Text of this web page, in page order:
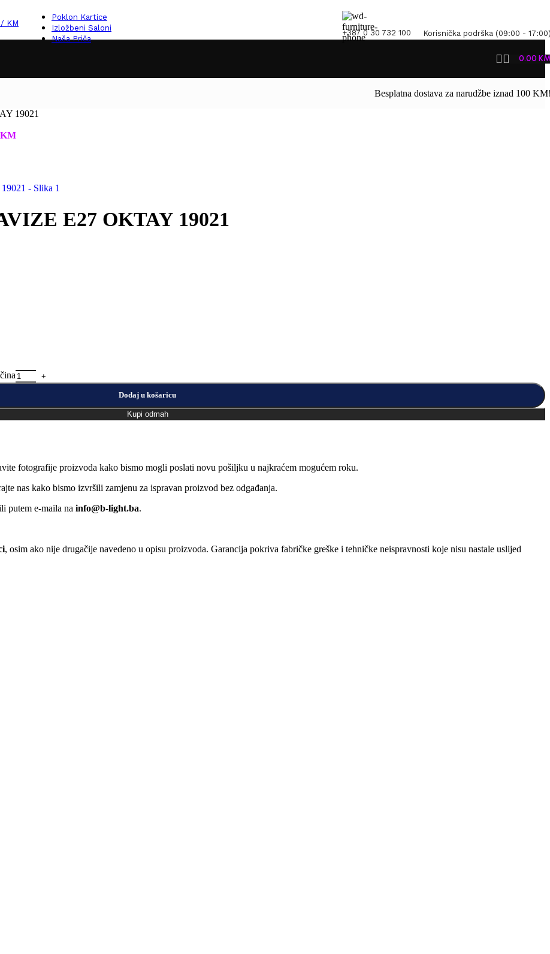
KM
Poklon Kartice
Izložbeni Saloni
Naša Priča
+387 0 30 732 100 Korisnička podrška (09:00 -
0.00
Besplatna dostava za narudžbe iznad 100
19021
KM
E27 OKTAY 19021
Dodaj u košaricu
Kupi odmah
fotografije proizvoda kako bismo mogli poslati novu pošiljku u najkraćem mogućem roku.
nas kako bismo izvršili zamjenu za ispravan proizvod bez odgađanja.
putem e-maila na info@b-light.ba.
, osim ako nije drugačije navedeno u opisu proizvoda. Garancija pokriva fabričke greške i tehničke neispravnosti koje nisu nastale uslijed